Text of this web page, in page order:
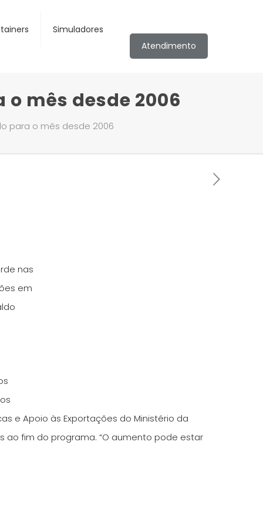
Simuladores
Atendimento
mês desde 2006
para o mês desde 2006
nas
em
e Apoio às Exportações do Ministério da
ao fim do programa. “O aumento pode estar